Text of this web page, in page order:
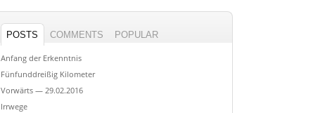
POSTS COMMENTS POPULAR
Anfang der Erkenntnis
Fünfunddreißig Kilometer
Vorwärts — 29.02.2016
Irrwege